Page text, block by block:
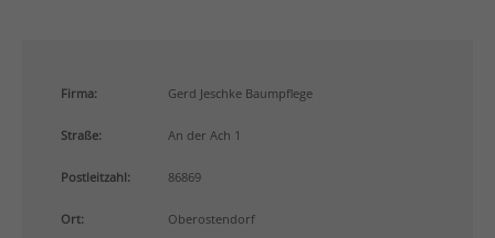
info@yourdomain.com
About us
Lorem ipsum dolor sit amet, consectetuer adipiscing
elit.
Firma: Gerd Jeschke Baumpflege
Straße: An der Ach 1
Postleitzahl: 86869
Ort: Oberostendorf